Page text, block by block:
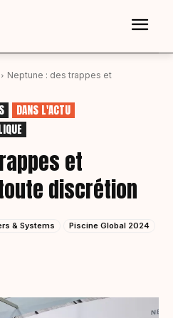
Neptune : des trappes et
DANS L'ACTU
et
discrétion
& Systems Piscine Global 2024